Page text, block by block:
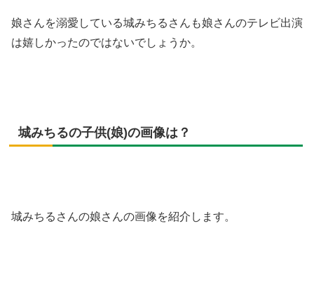
娘さんを溺愛している城みちるさんも娘さんのテレビ出演
は嬉しかったのではないでしょうか。
城みちるの子供(娘)の画像は？
城みちるさんの娘さんの画像を紹介します。